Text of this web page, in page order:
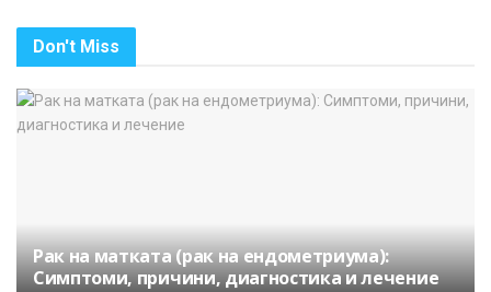
Don't Miss
Рак на матката (рак на ендометриума):
Симптоми, причини, диагностика и лечение